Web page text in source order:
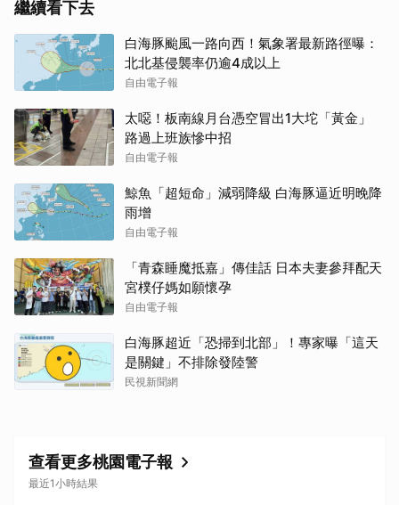
繼續看下去
白海豚颱風一路向西！氣象署最新路徑曝：
北北基侵襲率仍逾4成以上
自由電子報
太噁！板南線月台憑空冒出1大坨「黃金」
路過上班族慘中招
自由電子報
鯨魚「超短命」減弱降級 白海豚逼近明晚降
雨增
自由電子報
「青森睡魔抵嘉」傳佳話 日本夫妻參拜配天
宮樸仔媽如願懷孕
自由電子報
白海豚超近「恐掃到北部」！專家曝「這天
是關鍵」不排除發陸警
民視新聞網
查看更多桃園電子報
最近1小時結果